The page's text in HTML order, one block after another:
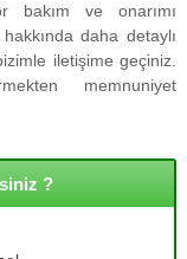
bakım ve onarımı
daha detaylı
iletişime geçiniz.
memnuniyet
?